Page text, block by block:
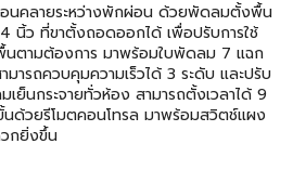
อนคลายระหว่างพักผ่อน ด้วยพัดลมตั้งพื้น
นิ้ว ที่ขาตั้งถอดออกได้ เพื่อปรับการใช้
นตามต้องการ มาพร้อมใบพัดลม 7 แฉก
รถควบคุมความเร็วได้ 3 ระดับ และปรับ
เย็นกระจายทั่วห้อง สามารถตั้งเวลาได้ 9
ด้วยรีโมตคอนโทรล มาพร้อมสวิตช์แผง
กยิ่งขึ้น